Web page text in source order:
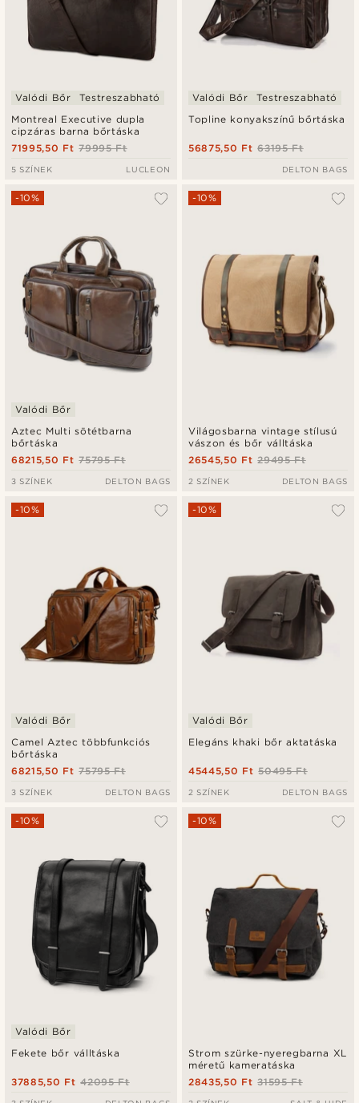
Montreal Executive dupla
cipzáras barna bőrtáska
Valódi Bőr Testreszabható
79995 Ft
71995,50 Ft
5 SZÍNEK LUCLEON
Topline konyakszínű bőrtáska
Valódi Bőr Testreszabható
63195 Ft
56875,50 Ft
DELTON BAGS
Aztec Multi sötétbarna
bőrtáska
-10%
Valódi Bőr
75795 Ft
68215,50 Ft
3 SZÍNEK DELTON BAGS
Világosbarna vintage stílusú
vászon és bőr válltáska
-10%
29495 Ft
26545,50 Ft
2 SZÍNEK DELTON BAGS
Camel Aztec többfunkciós
bőrtáska
-10%
Valódi Bőr
75795 Ft
68215,50 Ft
3 SZÍNEK DELTON BAGS
Elegáns khaki bőr aktatáska
-10%
Valódi Bőr
50495 Ft
45445,50 Ft
2 SZÍNEK DELTON BAGS
Fekete bőr válltáska
-10%
Valódi Bőr
42095 Ft
37885,50 Ft
Strom szürke-nyeregbarna XL
méretű kameratáska
-10%
31595 Ft
28435,50 Ft